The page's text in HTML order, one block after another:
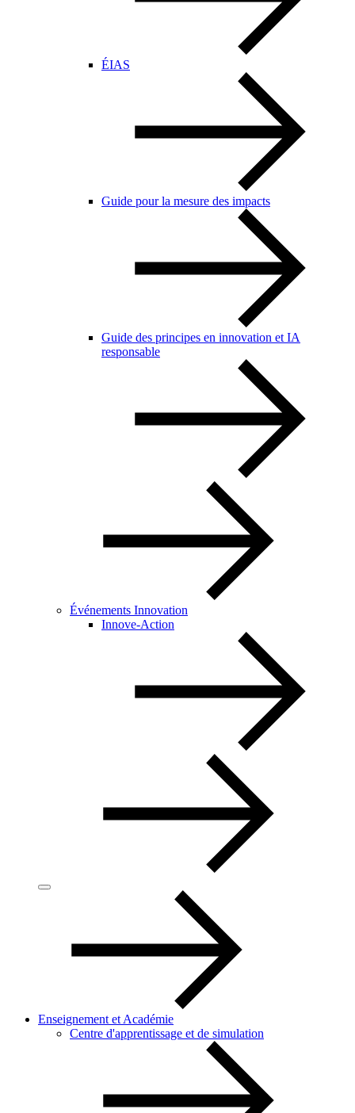
ÉIAS
Guide pour la mesure des impacts
Guide des principes en innovation et IA
responsable
Événements Innovation
Innove-Action
Enseignement et Académie
Centre d'apprentissage et de simulation